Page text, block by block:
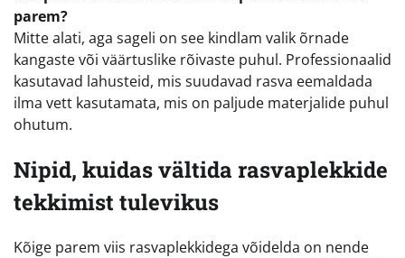
parem?
Mitte alati, aga sageli on see kindlam valik õrnade
kangaste või väärtuslike rõivaste puhul. Professionaalid
kasutavad lahusteid, mis suudavad rasva eemaldada
ilma vett kasutamata, mis on paljude materjalide puhul
ohutum.
Nipid, kuidas vältida rasvaplekkide
tekkimist tulevikus
Kõige parem viis rasvaplekkidega võidelda on nende